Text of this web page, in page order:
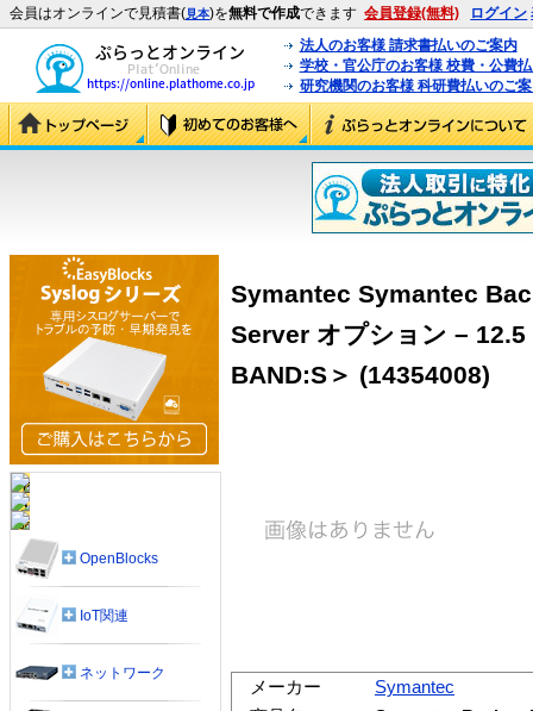
会員はオンラインで見積書(見本)を無料で作成できます 会員登録(無料) ログイン
法人のお客様 請求書払いのご案内
学校・官公庁のお客様 校費・公費
研究機関のお客様 科研費払いのご
Symantec Symantec
Server オプション –
BAND:S＞ (14354008)
メーカー
Symantec
OpenBlocks
IoT関連
ネットワーク